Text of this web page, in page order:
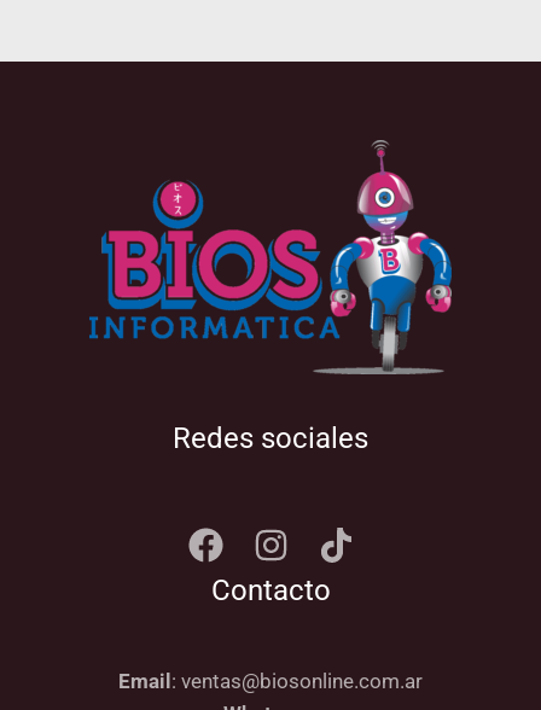
Redes sociales
Contacto
Email: ventas@biosonline.com.ar